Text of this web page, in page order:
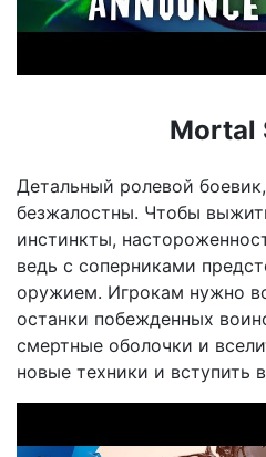
Mortal
Детальный ролевой боевик,
безжалостны. Чтобы
инстинкты,
ведь с соперниками
оружием. Игрокам нужно
останки побежденных
смертные оболочки и
новые техники и вступить